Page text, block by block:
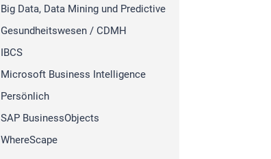
Big Data, Data Mining und Predictive
Gesundheitswesen / CDMH
IBCS
Microsoft Business Intelligence
Persönlich
SAP BusinessObjects
WhereScape